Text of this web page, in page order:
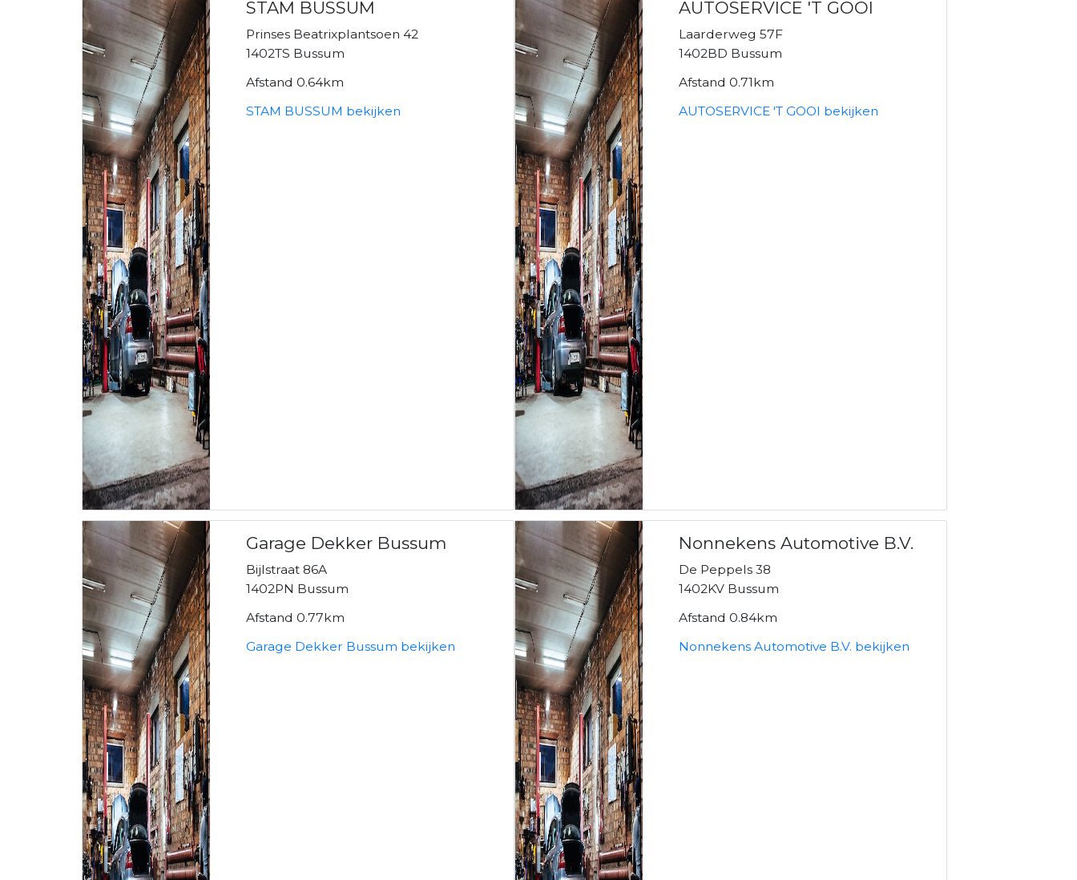
STAM BUSSUM
Prinses Beatrixplantsoen 42
1402TS Bussum
Afstand 0.64km
STAM BUSSUM bekijken
AUTOSERVICE 'T GOOI
Laarderweg 57F
1402BD Bussum
Afstand 0.71km
AUTOSERVICE 'T GOOI bekijken
Garage Dekker Bussum
Bijlstraat 86A
1402PN Bussum
Afstand 0.77km
Garage Dekker Bussum bekijken
Nonnekens Automotive B.V.
De Peppels 38
1402KV Bussum
Afstand 0.84km
Nonnekens Automotive B.V. bekijken